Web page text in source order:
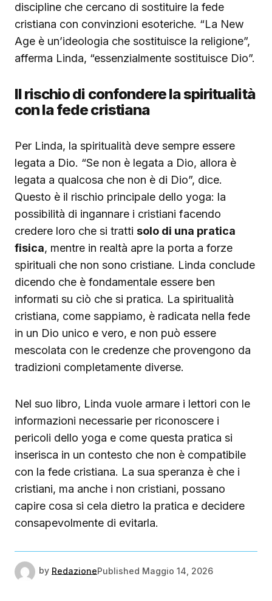
discipline che cercano di sostituire la fede
cristiana con convinzioni esoteriche. “La New
Age è un’ideologia che sostituisce la religione”,
afferma Linda, “essenzialmente sostituisce Dio”.
Il rischio di confondere la spiritualità
con la fede cristiana
Per Linda, la spiritualità deve sempre essere
legata a Dio. “Se non è legata a Dio, allora è
legata a qualcosa che non è di Dio”, dice.
Questo è il rischio principale dello yoga: la
possibilità di ingannare i cristiani facendo
credere loro che si tratti solo di una pratica
fisica, mentre in realtà apre la porta a forze
spirituali che non sono cristiane. Linda conclude
dicendo che è fondamentale essere ben
informati su ciò che si pratica. La spiritualità
cristiana, come sappiamo, è radicata nella fede
in un Dio unico e vero, e non può essere
mescolata con le credenze che provengono da
tradizioni completamente diverse.
Nel suo libro, Linda vuole armare i lettori con le
informazioni necessarie per riconoscere i
pericoli dello yoga e come questa pratica si
inserisca in un contesto che non è compatibile
con la fede cristiana. La sua speranza è che i
cristiani, ma anche i non cristiani, possano
capire cosa si cela dietro la pratica e decidere
consapevolmente di evitarla.
by RedazionePublished Maggio 14, 2026